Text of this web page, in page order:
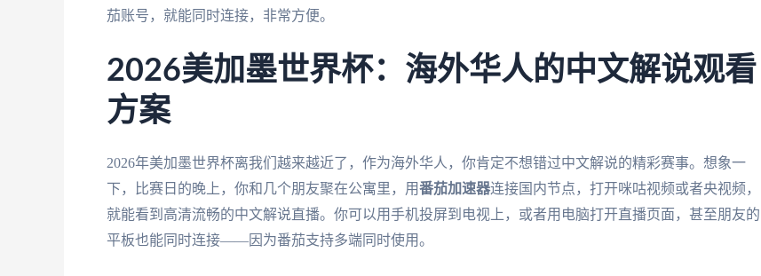
茄账号，就能同时连接，非常方便。
2026美加墨世界杯：海外华人的中文解说观看
方案
2026年美加墨世界杯离我们越来越近了，作为海外华人，你肯定不想错过中文解说的精彩赛事。想象一
下，比赛日的晚上，你和几个朋友聚在公寓里，用番茄加速器连接国内节点，打开咪咕视频或者央视频，
就能看到高清流畅的中文解说直播。你可以用手机投屏到电视上，或者用电脑打开直播页面，甚至朋友的
平板也能同时连接——因为番茄支持多端同时使用。